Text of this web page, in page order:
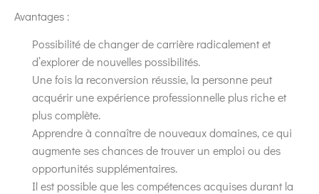
Avantages :
Possibilité de changer de carrière radicalement et
d’explorer de nouvelles possibilités.
Une fois la reconversion réussie, la personne peut
acquérir une expérience professionnelle plus riche et
plus complète.
Apprendre à connaître de nouveaux domaines, ce qui
augmente ses chances de trouver un emploi ou des
opportunités supplémentaires.
Il est possible que les compétences acquises durant la